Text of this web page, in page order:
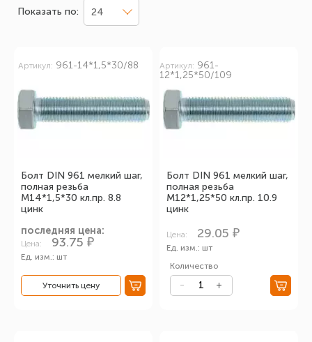
Показать по: 24
Болт DIN 961 мелкий шаг,
полная резьба
М14*1,5*30 кл.пр. 8.8
цинк
Артикул: 961-14*1,5*30/88
последняя цена:
Цена: 93.75 ₽
Ед. изм.: шт
Уточнить цену
Болт DIN 961 мелкий шаг,
полная резьба
М12*1,25*50 кл.пр. 10.9
цинк
Артикул: 961-
12*1,25*50/109
Цена: 29.05 ₽
Ед. изм.: шт
Количество